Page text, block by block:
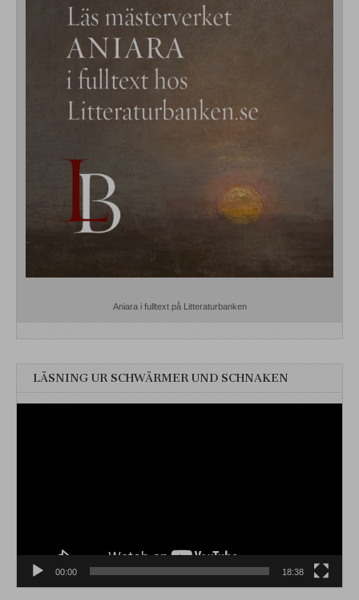
Aniara i fulltext på Litteraturbanken
LÄSNING UR SCHWÄRMER UND SCHNAKEN
00:00 18:38